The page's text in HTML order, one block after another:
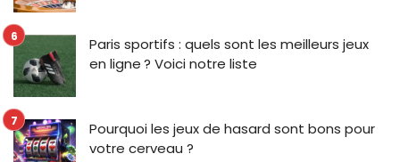
Paris sportifs : quels sont les meilleurs jeux
en ligne ? Voici notre liste
Pourquoi les jeux de hasard sont bons pour
votre cerveau ?